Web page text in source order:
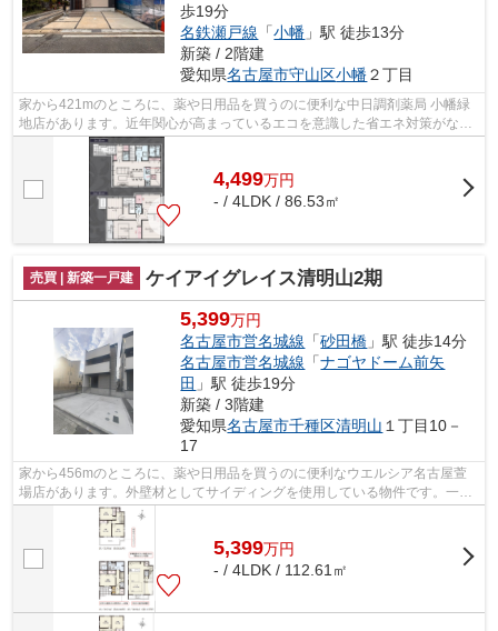
歩19分
名鉄瀬戸線 「小幡 」駅 徒歩13分
新築 / 2階建
愛知県名古屋市守山区小幡２丁目
家から421mのところに、薬や日用品を買うのに便利な中日調剤薬局 小幡緑
地店があります。近年関心が高まっているエコを意識した省エネ対策がなさ
れています。夢のマイホームは思い切っ...
4,499万円
- / 4LDK / 86.53㎡
売買 | 新築一戸建 ケイアイグレイス清明山2期
5,399万円
名古屋市営名城線 「砂田橋 」駅 徒歩14分
名古屋市営名城線 「ナゴヤドーム前矢
田 」駅 徒歩19分
新築 / 3階建
愛知県名古屋市千種区清明山 １丁目10－
17
家から456mのところに、薬や日用品を買うのに便利なウエルシア名古屋萱
場店があります。外壁材としてサイディングを使用している物件です。一生
に一度のマイホーム探しは、ぜひ新築戸...
5,399万円
- / 4LDK / 112.61㎡